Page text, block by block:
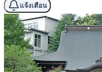
แจ้งเตือน